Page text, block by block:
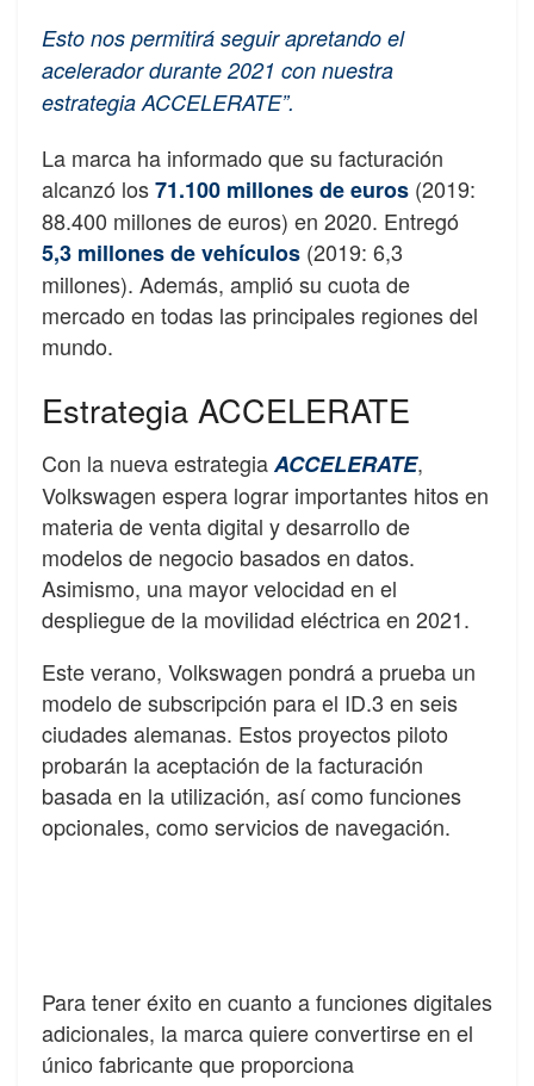
Esto nos permitirá seguir apretando el
acelerador durante 2021 con nuestra
estrategia ACCELERATE”.
La marca ha informado que su facturación
alcanzó los71.100 millones de euros (2019:
88.400 millones de euros) en 2020. Entregó
5,3 millones de vehículos (2019: 6,3
millones). Además, amplió su cuota de
mercado en todas las principales regiones del
mundo.
Estrategia ACCELERATE
Con la nueva estrategiaACCELERATE,
Volkswagen espera lograr importantes hitos en
materia de venta digital y desarrollo de
modelos de negocio basados en datos.
Asimismo, una mayor velocidad en el
despliegue de la movilidad eléctrica en 2021.
Este verano, Volkswagen pondrá a prueba un
modelo de subscripción para el ID.3 en seis
ciudades alemanas. Estos proyectos piloto
probarán la aceptación de la facturación
basada en la utilización, así como funciones
opcionales, como servicios de navegación.
Para tener éxito en cuanto a funciones digitales
adicionales, la marca quiere convertirse en el
único fabricante que proporciona